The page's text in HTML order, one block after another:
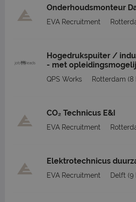
Onderhoudsmonteur
EVA Recruitment
Hogedrukspuiter /
- met
QPS Works Rotterdam (8
CO₂ Technicus E&I
EVA Recruitment
Elektrotechnicus
EVA Recruitment Delft (9